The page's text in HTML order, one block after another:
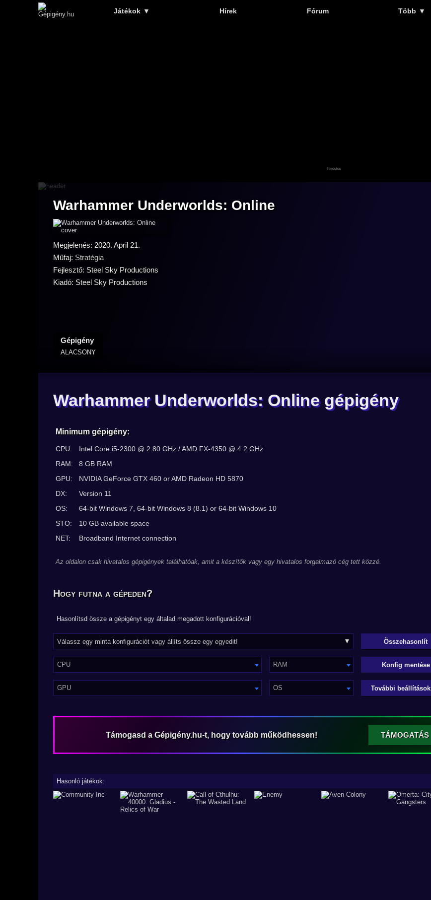
Játékok ▼ Hírek Fórum Több ▼
Warhammer Underworlds: Online
Megjelenés: 2020. April 21.
Műfaj: Stratégia
Fejlesztő: Steel Sky Productions
Kiadó: Steel Sky Productions
Gépigény
ALACSONY
Warhammer Underworlds: Online gépigény
Minimum gépigény:
CPU:
Intel Core i5-2300 @ 2.80 GHz / AMD FX-4350 @ 4.2 GHz
RAM:
8 GB RAM
GPU:
NVIDIA GeForce GTX 460 or AMD Radeon HD 5870
DX:
Version 11
OS:
64-bit Windows 7, 64-bit Windows 8 (8.1) or 64-bit Windows 10
STO:
10 GB available space
NET:
Broadband Internet connection
Az oldalon csak hivatalos gépigények találhatóak, amit a készítők vagy egy hivatalos forgalmazó cég tett közzé.
Hogy futna a gépeden?
Hasonlítsd össze a gépigényt egy általad megadott konfigurációval!
CPU RAM
GPU OS
Konfig mentése
További beállítások
Támogasd a Gépigény.hu-t, hogy tovább működhessen! TÁMOGATÁS
Hasonló játékok: